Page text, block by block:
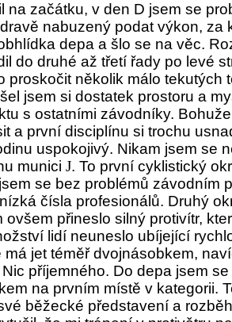
na začátku, v den D jsem se
nabuzený podat výkon, za
depa a šlo se na věc.
do druhé až třetí řady po levé
proskočit několik málo tekutých
jsem si dostatek prostoru a
s ostatními závodníky.
a první disciplínu si trochu
uspokojivý. Nikam jsem se
munici J. To první cyklistický
se bez problémů závodním
čísla profesionálů. Druhý
ovšem přineslo silný protivítr,
lidí neuneslo ubíjející
jet téměř dvojnásobkem,
příjemného. Do depa jsem
na prvním místě v kategorii.
běžecké představení a